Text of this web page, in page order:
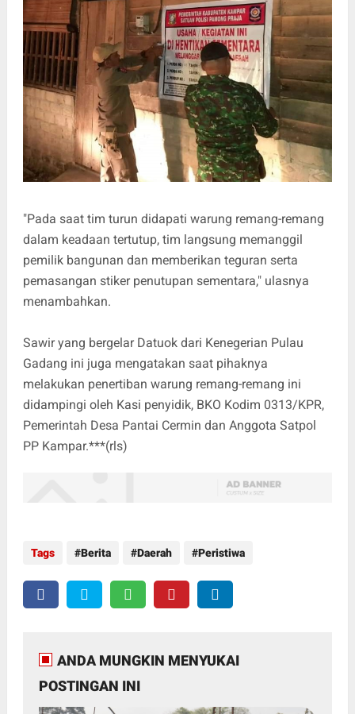
"Pada saat tim turun didapati warung remang-remang
dalam keadaan tertutup, tim langsung memanggil
pemilik bangunan dan memberikan teguran serta
pemasangan stiker penutupan sementara," ulasnya
menambahkan.
Sawir yang bergelar Datuok dari Kenegerian Pulau
Gadang ini juga mengatakan saat pihaknya
melakukan penertiban warung remang-remang ini
didampingi oleh Kasi penyidik, BKO Kodim 0313/KPR,
Pemerintah Desa Pantai Cermin dan Anggota Satpol
PP Kampar.***(rls)
Tags Berita Daerah Peristiwa
ANDA MUNGKIN MENYUKAI
POSTINGAN INI